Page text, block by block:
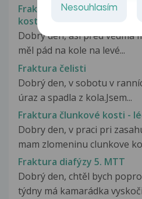
Fraktura akromiálního
kost
Dobrý den, asi před vědma
měl pád na kole na levé...
Fraktura čelisti
Dobrý den, v sobotu v
úraz a spadla z kola.Jsem...
Fraktura člunkové kosti -
Dobry den, v praci pri
mam zlomeninu clunkove
Fraktura diafýzy 5. MTT
Dobrý den, chtěl bych
týdny má kamarádka
Nesouhlasím